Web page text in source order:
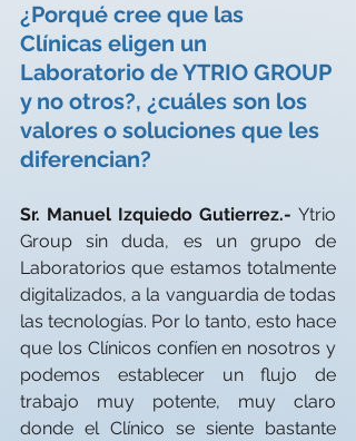
¿Porqué cree que las
Clínicas eligen un
Laboratorio de YTRIO GROUP
y no otros?, ¿cuáles son los
valores o soluciones que les
diferencian?
Sr. Manuel Izquiedo Gutierrez.- Ytrio
Group sin duda, es un grupo de
Laboratorios que estamos totalmente
digitalizados, a la vanguardia de todas
las tecnologías. Por lo tanto, esto hace
que los Clínicos confíen en nosotros y
podemos establecer un flujo de
trabajo muy potente, muy claro
donde el Clínico se siente bastante